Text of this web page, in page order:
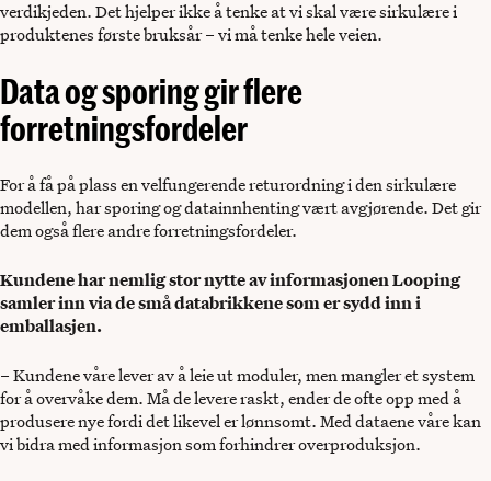
verdikjeden. Det hjelper ikke å tenke at vi skal være sirkulære i
produktenes første bruksår – vi må tenke hele veien.
Data og sporing gir flere
forretningsfordeler
For å få på plass en velfungerende returordning i den sirkulære
modellen, har sporing og datainnhenting vært avgjørende. Det gir
dem også flere andre forretningsfordeler.
Kundene har nemlig stor nytte av informasjonen Looping
samler inn via de små databrikkene som er sydd inn i
emballasjen.
– Kundene våre lever av å leie ut moduler, men mangler et system
for å overvåke dem. Må de levere raskt, ender de ofte opp med å
produsere nye fordi det likevel er lønnsomt. Med dataene våre kan
vi bidra med informasjon som forhindrer overproduksjon.